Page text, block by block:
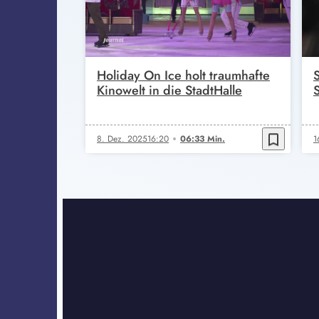
Holiday On Ice holt traumhafte
Kinowelt in die StadtHalle
8. Dez. 202516:20 06:33 Min. bookmark_border